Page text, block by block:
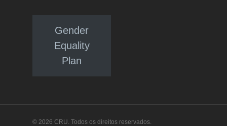
Gender
Equality
Plan
© 2026 CRU. Todos os direitos reservados.